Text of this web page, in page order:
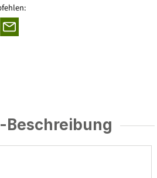
Beschreibung